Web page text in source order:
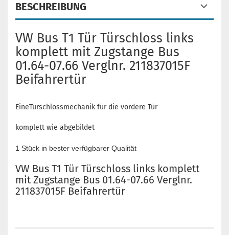
BESCHREIBUNG
VW Bus T1 Tür Türschloss links
komplett mit Zugstange Bus
01.64-07.66 Verglnr. 211837015F
Beifahrertür
EineTürschlossmechanik für die vordere Tür
komplett wie abgebildet
1 Stück in bester verfügbarer Qualität
VW Bus T1 Tür Türschloss links komplett
mit Zugstange Bus 01.64-07.66 Verglnr.
211837015F Beifahrertür